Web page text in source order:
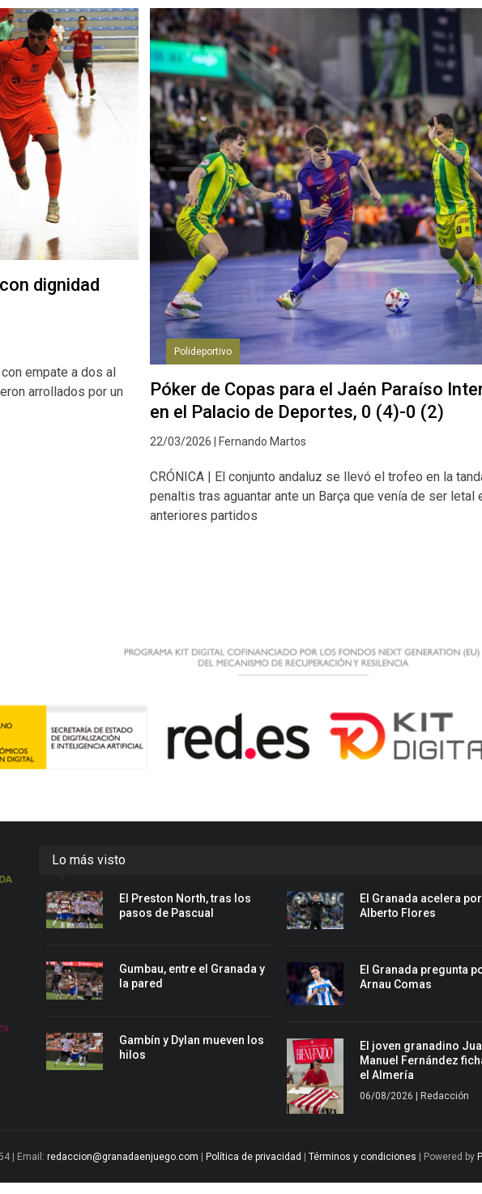
dignidad
empate a dos al
arrollados por un
Polideportivo
Póker de Copas para el Jaén Paraíso
en el Palacio de Deportes, 0 (4)-0 (2)
22/03/2026 | Fernando Martos
CRÓNICA | El conjunto andaluz se llevó el trofeo en la
penaltis tras aguantar ante un Barça que venía de ser letal
anteriores partidos
Lo más visto
El Preston North, tras los
pasos de Pascual
Gumbau, entre el Granada y
la pared
Gambín y Dylan mueven los
hilos
El Granada acelera por
Alberto Flores
El Granada pregunta
Arnau Comas
El joven granadino
Manuel Fernández
el Almería
06/08/2026 | Redacción
| Email:redaccion@granadaenjuego.com Política de privacidad |Términos y condiciones | Powered by